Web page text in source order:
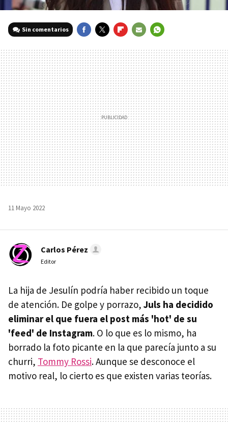
Sin comentarios
MAIL
11 Mayo 2022
Carlos Pérez
Editor
La hija de Jesulín podría haber recibido un toque
de atención. De golpe y porrazo, Juls ha decidido
eliminar el que fuera el post más 'hot' de su
'feed' de Instagram. O lo que es lo mismo, ha
borrado la foto picante en la que parecía junto a su
churri, Tommy Rossi. Aunque se desconoce el
motivo real, lo cierto es que existen varias teorías.